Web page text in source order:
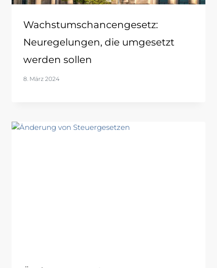
Wachstumschancengesetz:
Neuregelungen, die umgesetzt
werden sollen
8. März 2024